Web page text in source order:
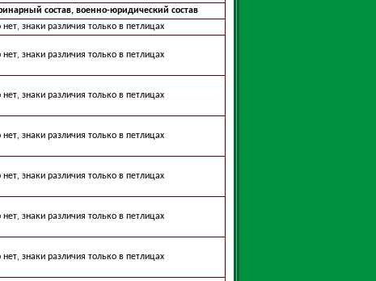
состав, военно-юридический состав
нет, знаки различия только в петлицах
нет, знаки различия только в петлицах
нет, знаки различия только в петлицах
нет, знаки различия только в петлицах
нет, знаки различия только в петлицах
нет, знаки различия только в петлицах
нет, знаки различия только в петлицах